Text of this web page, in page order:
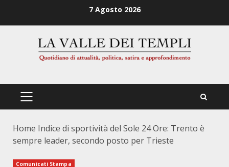
7 Agosto 2026
PRIMÄRES
Home Indice di sportività del Sole 24 Ore: Trento è
sempre leader, secondo posto per Trieste
Comunicati Stampa